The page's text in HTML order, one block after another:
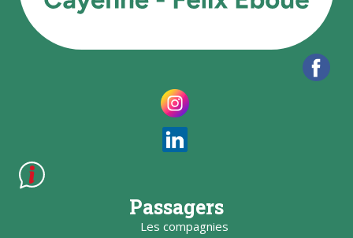
Passagers
Les compagnies